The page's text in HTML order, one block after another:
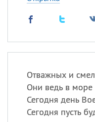
Отважных и
Они ведь в
Сегодня день
Сегодня пусть